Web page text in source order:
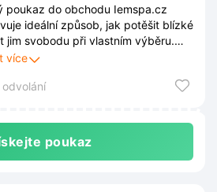
poukaz do obchodu Iemspa.cz
ideální způsob, jak potěšit blízké
jim svobodu při vlastním výběru.
s dárky elegantně a nechte
více
poukaz